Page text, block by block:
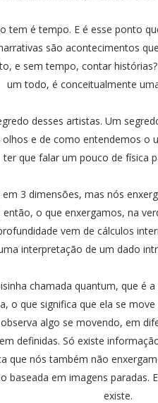
tem é tempo. E é esse ponto
são acontecimentos
e sem tempo, contar
um todo, é conceitualmente
desses artistas. Um
e de como entendemos o
ter que falar um pouco de física
3 dimensões, mas nós
o que enxergamos, na
vem de cálculos
interpretação de um dado
chamada quantum, que é
o que significa que ela se
algo se movendo, em
definidas. Só existe
que nós também não
baseada em imagens paradas.
existe.